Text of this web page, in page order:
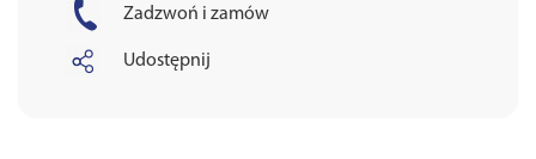
Zadzwoń i zamów
Udostępnij